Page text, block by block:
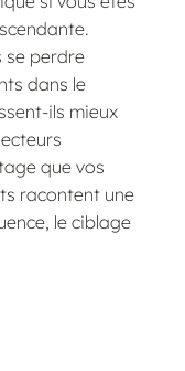
se perdre
dans le
ils mieux
que vos
racontent une
le ciblage